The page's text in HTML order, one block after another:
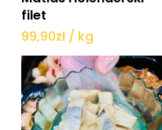
filet
99,90zł / kg